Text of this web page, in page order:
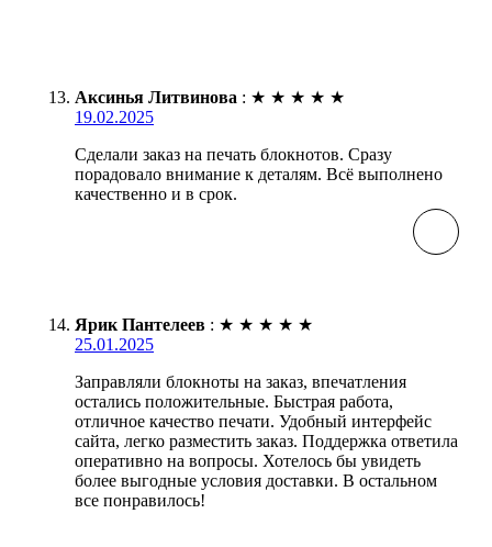
Аксинья Литвинова : ★ ★ ★ ★ ★
19.02.2025
Сделали заказ на печать блокнотов. Сразу
порадовало внимание к деталям. Всё выполнено
качественно и в срок.
Ярик Пантелеев : ★ ★ ★ ★ ★
25.01.2025
Заправляли блокноты на заказ, впечатления
остались положительные. Быстрая работа,
отличное качество печати. Удобный интерфейс
сайта, легко разместить заказ. Поддержка ответила
оперативно на вопросы. Хотелось бы увидеть
более выгодные условия доставки. В остальном
все понравилось!